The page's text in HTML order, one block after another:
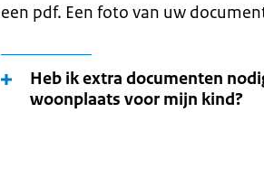
een pdf. Een foto van uw
Heb ik extra documenten
woonplaats voor mijn kind?